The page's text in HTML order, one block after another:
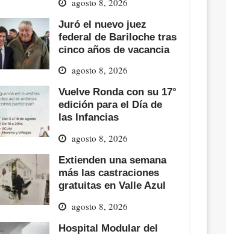
Juró el nuevo juez
federal de Bariloche tras
cinco años de vacancia
agosto 8, 2026
Vuelve Ronda con su 17°
edición para el Día de
las Infancias
agosto 8, 2026
Extienden una semana
más las castraciones
gratuitas en Valle Azul
agosto 8, 2026
Hospital Modular del